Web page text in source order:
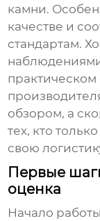
камни.
качестве и
стандартам.
обзором, а
тех, кто
свою
Первые
оценка
Начало